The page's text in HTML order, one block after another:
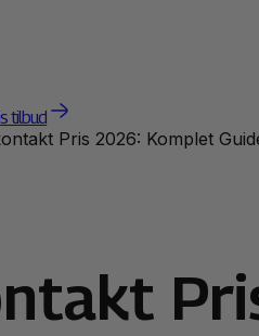
tilbud
Pris 2026: Komplet